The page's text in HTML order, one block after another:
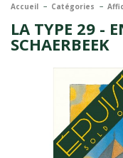
FRANÇOIS SCHUITEN
SCHUITEN - LAURENT
SCHUITEN - JACK DURIEUX
SCHUITEN - PEETERS
SCHUITEN - PLISSART
SCHUITEN - ZILLER
Accueil Catégories
LA TYPE 29 -
SCHAERBEEK